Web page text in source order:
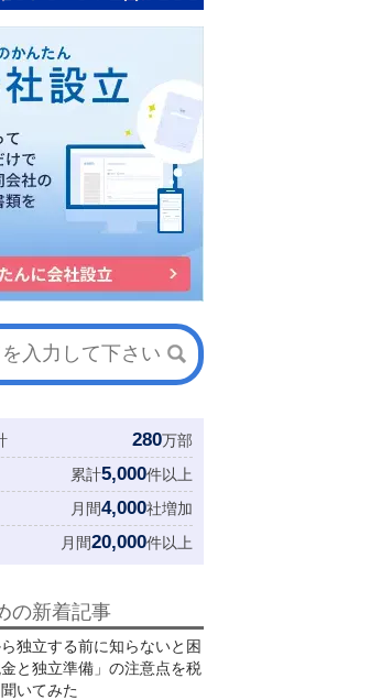
280万部
累計5,000件以上
月間4,000社増加
月間20,000件以上
の新着記事
独立する前に知らないと困
と独立準備」の注意点を税
いてみた